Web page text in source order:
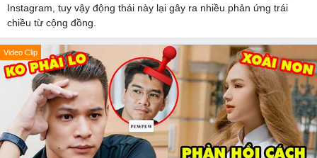
Instagram, tuy vậy động thái này lại gây ra nhiều phản ứng trái
chiều từ cộng đồng.
Video Clip